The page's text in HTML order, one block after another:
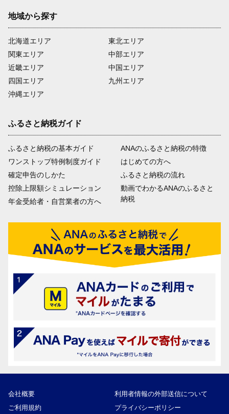
地域から探す
北海道エリア
関東エリア
近畿エリア
四国エリア
沖縄エリア
東北エリア
中部エリア
中国エリア
九州エリア
ふるさと納税ガイド
ふるさと納税の基本ガイド
ワンストップ特例制度ガイド
確定申告のしかた
控除上限額シミュレーション
年金受給者・自営業者の方へ
ANAのふるさと納税の特徴
はじめての方へ
ふるさと納税の流れ
動画でわかるANAのふるさと
納税
会社概要
利用者情報の外部送信について
ご利用規約
プライバシーポリシー